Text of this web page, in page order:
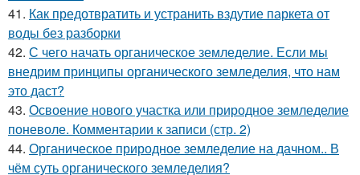
41. Как предотвратить и устранить вздутие паркета от
воды без разборки
42. С чего начать органическое земледелие. Если мы
внедрим принципы органического земледелия, что нам
это даст?
43. Освоение нового участка или природное земледелие
поневоле. Комментарии к записи (стр. 2)
44. Органическое природное земледелие на дачном.. В
чём суть органического земледелия?